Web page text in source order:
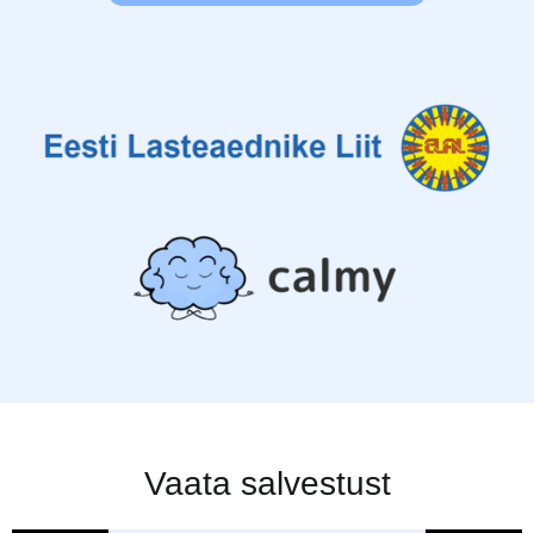
Vaata salvestust